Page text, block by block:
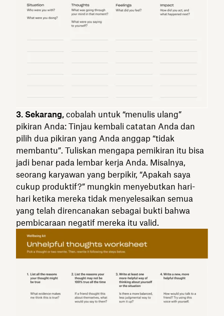
3. Sekarang, cobalah untuk “menulis ulang”
pikiran Anda: Tinjau kembali catatan Anda dan
pilih dua pikiran yang Anda anggap “tidak
membantu”. Tuliskan mengapa pemikiran itu bisa
jadi benar pada lembar kerja Anda. Misalnya,
seorang karyawan yang berpikir, “Apakah saya
cukup produktif?” mungkin menyebutkan hari-
hari ketika mereka tidak menyelesaikan semua
yang telah direncanakan sebagai bukti bahwa
pembicaraan negatif mereka itu valid.